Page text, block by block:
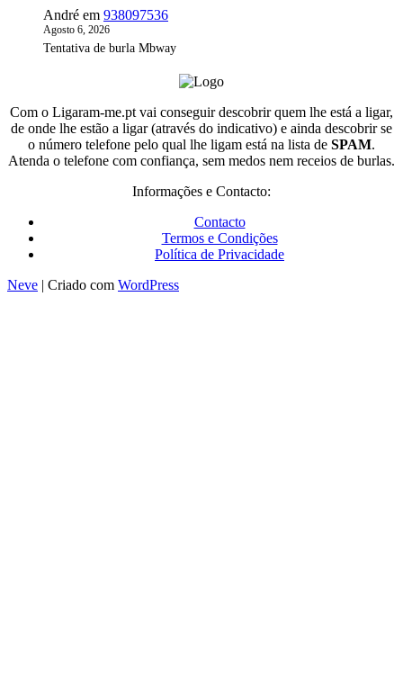
André em 938097536
Agosto 6, 2026
Tentativa de burla Mbway
Com o Ligaram-me.pt vai conseguir descobrir quem lhe está a ligar,
de onde lhe estão a ligar (através do indicativo) e ainda descobrir se
o número telefone pelo qual lhe ligam está na lista de SPAM.
Atenda o telefone com confiança, sem medos nem receios de burlas.
Informações e Contacto:
Contacto
Termos e Condições
Política de Privacidade
Neve | Criado com WordPress